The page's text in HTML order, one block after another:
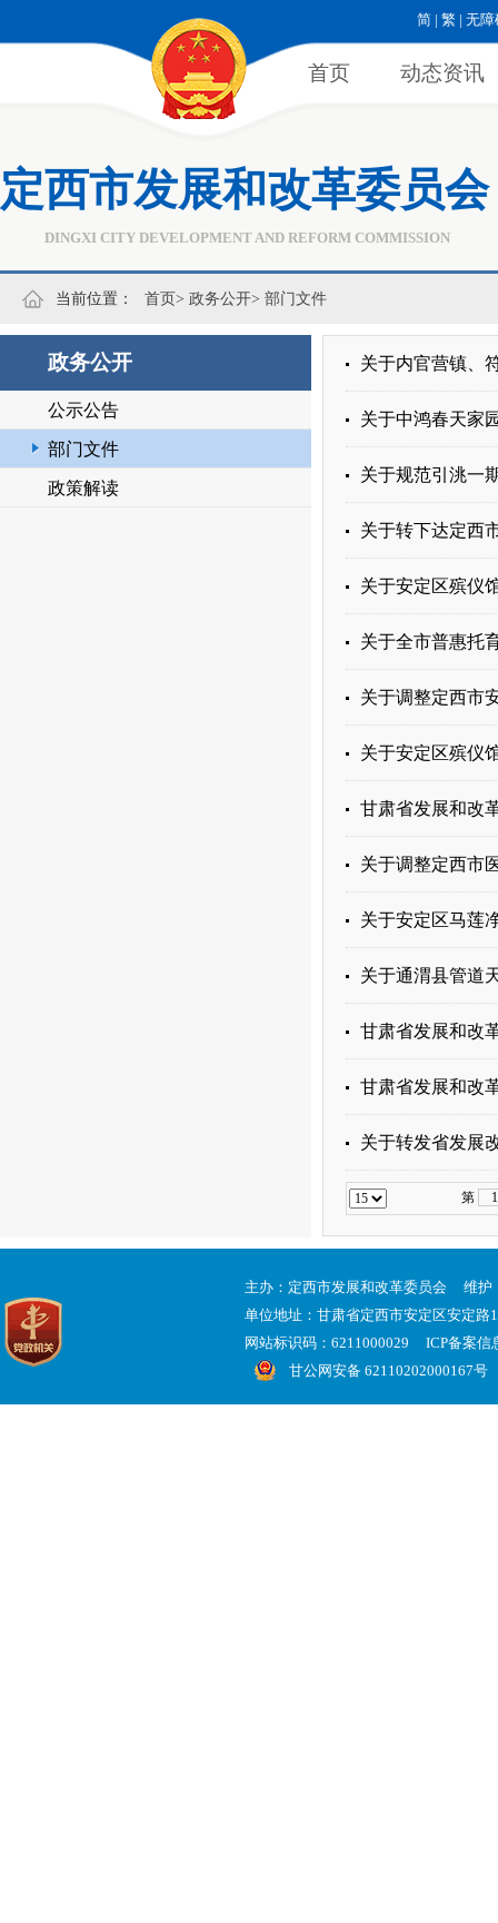
简 | 繁 | 无障
首页 动态资讯
定西市发展和改革委员会
DINGXI CITY DEVELOPMENT AND REFORM COMMISSION
当前位置： 首页> 政务公开> 部门文件
政务公开
公示公告
部门文件
政策解读
关于内官营镇、
关于中鸿春天家
关于规范引洮一
关于转下达定西
关于安定区殡仪
关于全市普惠托
关于调整定西市
关于安定区殡仪
甘肃省发展和改
关于调整定西市
关于安定区马莲
关于通渭县管道
甘肃省发展和改
甘肃省发展和改
关于转发省发展
第
主办：定西市发展和改革委员会 维护
单位地址：甘肃省定西市安定区安定路
网站标识码：6211000029 ICP备案信
甘公网安备 62110202000167号